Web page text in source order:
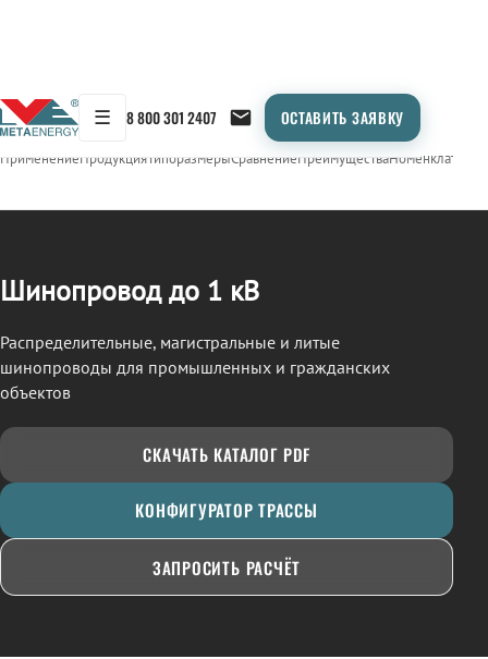
☰ 8 800 301 2407 ОСТАВИТЬ ЗАЯВКУ
← Продукция/ШИНОПРОВОД
ПрименениеПродукцияТипоразмерыСравнениеПреимуществаНоменклатура
Шинопровод до 1 кВ
Распределительные, магистральные и литые
шинопроводы для промышленных и гражданских
объектов
СКАЧАТЬ КАТАЛОГ PDF
КОНФИГУРАТОР ТРАССЫ
ЗАПРОСИТЬ РАСЧЁТ